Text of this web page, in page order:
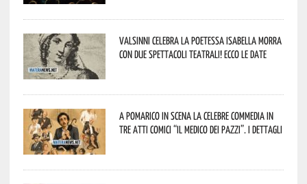
Valsinni celebra la poetessa Isabella Morra
con due spettacoli teatrali! Ecco le date
A Pomarico in scena la celebre commedia in
tre atti comici “Il medico dei pazzi”. I dettagli